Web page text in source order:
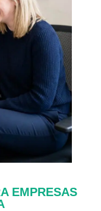
EMPRESAS